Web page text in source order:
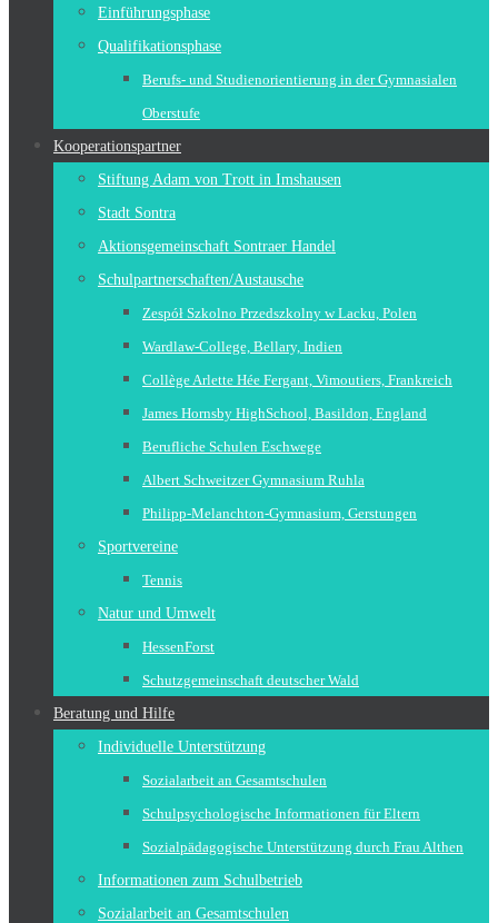
Einführungsphase
Qualifikationsphase
Berufs- und Studienorientierung in der Gymnasialen
Oberstufe
Kooperationspartner
Stiftung Adam von Trott in Imshausen
Stadt Sontra
Aktionsgemeinschaft Sontraer Handel
Schulpartnerschaften/Austausche
Zespół Szkolno Przedszkolny w Lacku, Polen
Wardlaw-College, Bellary, Indien
Collège Arlette Hée Fergant, Vimoutiers, Frankreich
James Hornsby HighSchool, Basildon, England
Berufliche Schulen Eschwege
Albert Schweitzer Gymnasium Ruhla
Philipp-Melanchton-Gymnasium, Gerstungen
Sportvereine
Tennis
Natur und Umwelt
HessenForst
Schutzgemeinschaft deutscher Wald
Beratung und Hilfe
Individuelle Unterstützung
Sozialarbeit an Gesamtschulen
Schulpsychologische Informationen für Eltern
Sozialpädagogische Unterstützung durch Frau Althen
Informationen zum Schulbetrieb
Sozialarbeit an Gesamtschulen